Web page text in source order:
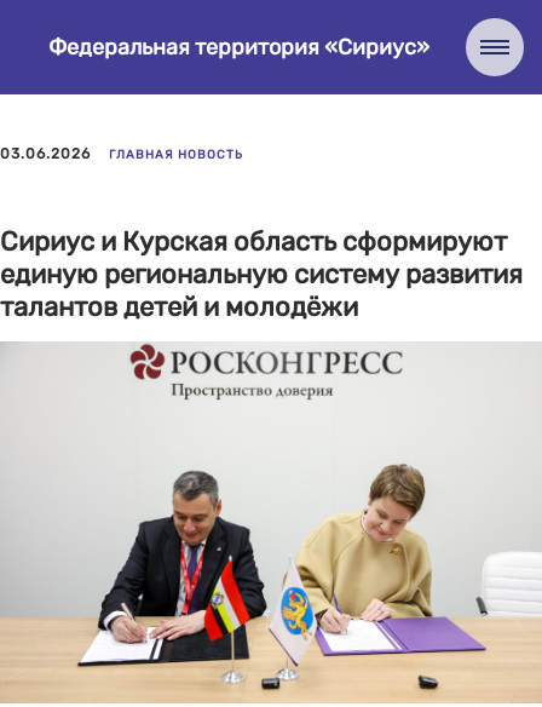
Федеральная территория «Сириус»
03.06.2026 ГЛАВНАЯ НОВОСТЬ
Сириус и Курская область сформируют
единую региональную систему развития
талантов детей и молодёжи